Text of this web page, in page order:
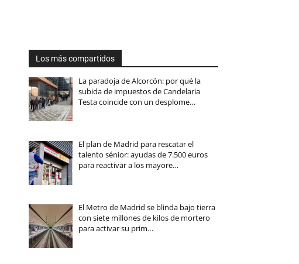
Los más compartidos
La paradoja de Alcorcón: por qué la
subida de impuestos de Candelaria
Testa coincide con un desplome…
El plan de Madrid para rescatar el
talento sénior: ayudas de 7.500 euros
para reactivar a los mayore…
El Metro de Madrid se blinda bajo tierra
con siete millones de kilos de mortero
para activar su prim…